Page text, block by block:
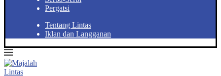
Pergatsi
Tentang Lintas
Iklan dan Langganan